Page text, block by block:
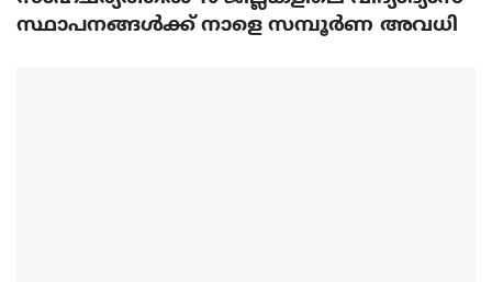
സ്ഥാപനങ്ങൾക്ക് നാളെ സമ്പൂർണ അവധി